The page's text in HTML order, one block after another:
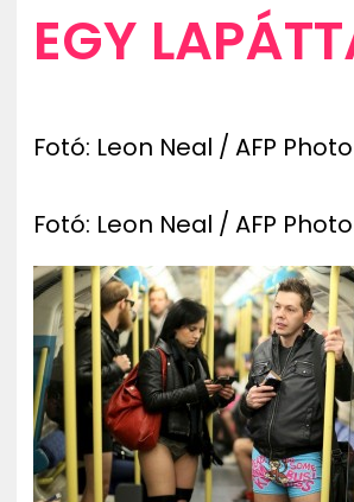
EGY
Fotó: Leon Neal / AFP Photo
Fotó: Leon Neal / AFP Photo